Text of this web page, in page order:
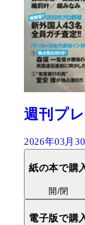
週刊プ
2026年03月
紙の本で購
開/閉
電子版で購